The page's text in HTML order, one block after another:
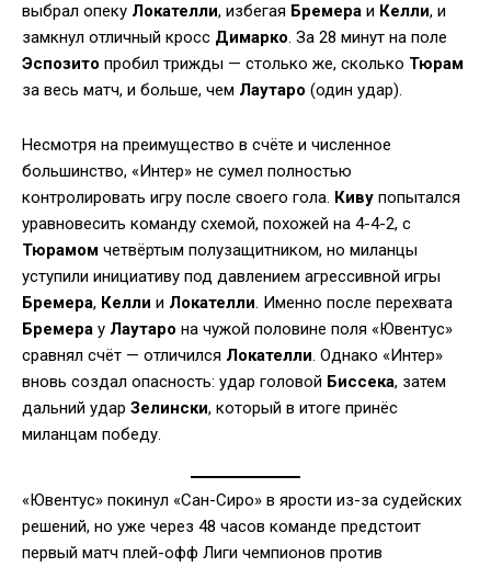
выбрал опеку Локателли, избегая Бремера и Келли, и
замкнул отличный кросс Димарко. За 28 минут на поле
Эспозито пробил трижды — столько же, сколько Тюрам
за весь матч, и больше, чем Лаутаро (один удар).
Несмотря на преимущество в счёте и численное
большинство, «Интер» не сумел полностью
контролировать игру после своего гола. Киву попытался
уравновесить команду схемой, похожей на 4-4-2, с
Тюрамом четвёртым полузащитником, но миланцы
уступили инициативу под давлением агрессивной игры
Бремера, Келли и Локателли. Именно после перехвата
Бремера у Лаутаро на чужой половине поля «Ювентус»
сравнял счёт — отличился Локателли. Однако «Интер»
вновь создал опасность: удар головой Биссека, затем
дальний удар Зелински, который в итоге принёс
миланцам победу.
«Ювентус» покинул «Сан-Сиро» в ярости из-за судейских
решений, но уже через 48 часов команде предстоит
первый матч плей-офф Лиги чемпионов против